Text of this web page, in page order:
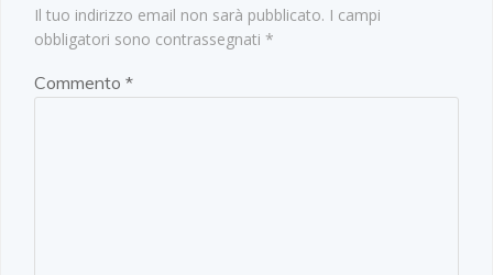
Il tuo indirizzo email non sarà pubblicato. I campi
obbligatori sono contrassegnati *
Commento *